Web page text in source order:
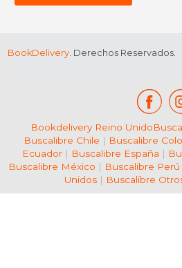
BookDelivery. Derechos Reservados.
Bookdelivery Reino Unido
Buscalibre Chile | Buscalibre
Ecuador| Buscalibre España |
Buscalibre México | Buscalibre Perú
Unidos| Buscalibre